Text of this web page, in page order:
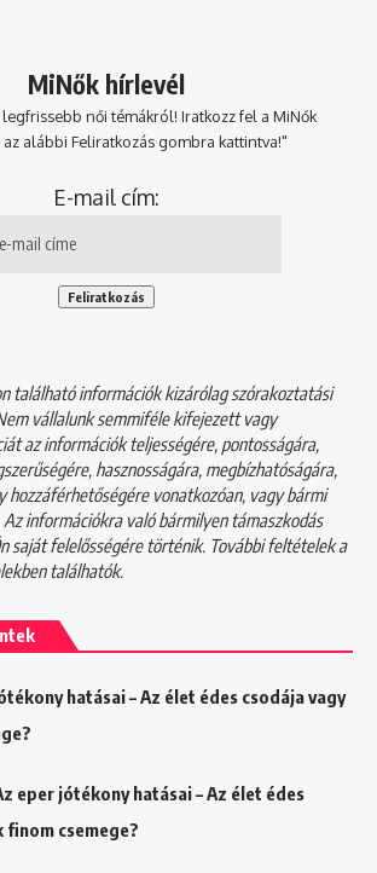
MiNők hírlevél
női témákról! Iratkozz fel a MiNők
alábbi Feliratkozás gombra kattintva!"
E-mail cím:
található információk kizárólag szórakoztatási
vállalunk semmiféle kifejezett vagy
az információk teljességére, pontosságára,
hasznosságára, megbízhatóságára,
hozzáférhetőségére vonatkozóan, vagy bármi
információkra való bármilyen támaszkodás
saját felelősségére történik. További feltételek a
találhatók.
hatásai – Az élet édes csodája vagy
eper jótékony hatásai – Az élet édes
finom csemege?